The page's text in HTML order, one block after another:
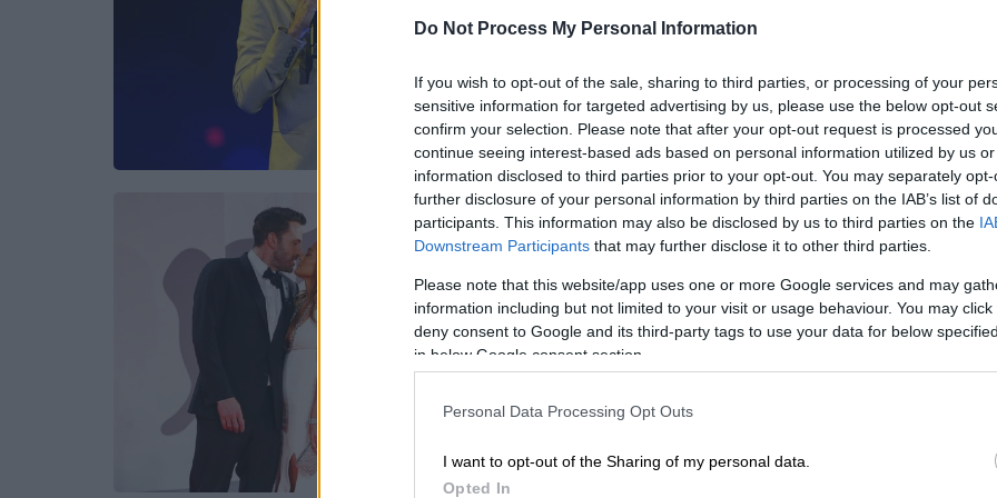
Do Not Process My Personal Information
If you wish to opt-out of the sale, sharing to third parties, or processing of your
sensitive information for targeted advertising by us, please use the below opt-out
confirm your selection. Please note that after your opt-out request is processed
continue seeing interest-based ads based on personal information utilized by us
information disclosed to third parties prior to your opt-out. You may separately
further disclosure of your personal information by third parties on the IAB’s list of
participants. This information may also be disclosed by us to third parties on the
Downstream Participants that may further disclose it to other third parties.
Please note that this website/app uses one or more Google services and may
information including but not limited to your visit or usage behaviour. You may
deny consent to Google and its third-party tags to use your data for below
in below Google consent section.
Personal Data Processing Opt Outs
I want to opt-out of the Sharing of my personal data.
Opted In
Ούτε ο ίδιος ούτε η οικογένεια του
βρίσκονταν στο σπίτι την ώρα που
ξέσπασε η φωτιά
Lifestyle|19.06.2024 16:48
Προ των πυλών το διαζύγιο της
Τζένιφερ Λόπεζ και του Μπεν
Αφλεκ
ζεύγους